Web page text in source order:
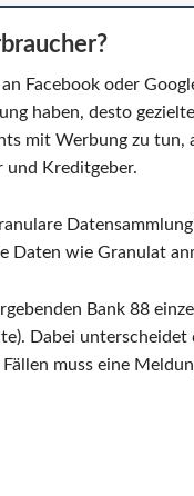
Facebook oder
haben, desto
mit Werbung zu tun,
und Kreditgeber.
Daten wie Granulat
Bank 88
Dabei unterscheidet
muss eine